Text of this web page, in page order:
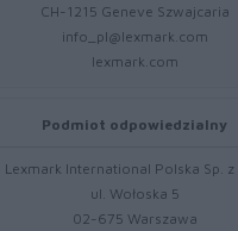
CH-1215 Geneve Szwajcaria
info_pl@lexmark.com
lexmark.com
Podmiot odpowiedzialny
Lexmark International Polska Sp. z
ul. Wołoska 5
02-675 Warszawa